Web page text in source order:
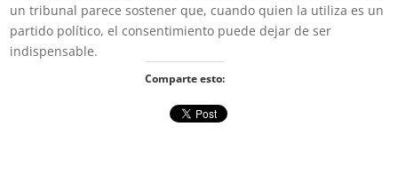
un tribunal parece sostener que, cuando quien la utiliza es un
partido político, el consentimiento puede dejar de ser
indispensable.
Comparte esto: